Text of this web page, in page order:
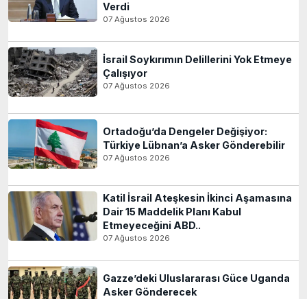
Verdi
07 Ağustos 2026
İsrail Soykırımın Delillerini Yok Etmeye
Çalışıyor
07 Ağustos 2026
Ortadoğu’da Dengeler Değişiyor:
Türkiye Lübnan’a Asker Gönderebilir
07 Ağustos 2026
Katil İsrail Ateşkesin İkinci Aşamasına
Dair 15 Maddelik Planı Kabul
Etmeyeceğini ABD..
07 Ağustos 2026
Gazze’deki Uluslararası Güce Uganda
Asker Gönderecek